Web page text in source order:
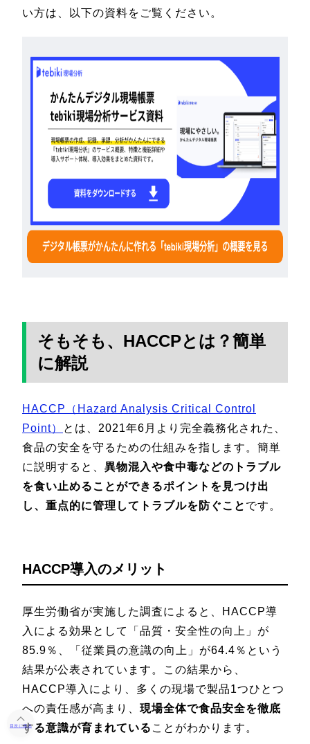
い方は、以下の資料をご覧ください。
そもそも、HACCPとは？簡単
に解説
HACCP（Hazard Analysis Critical Control
Point）
とは、2021年6月より完全義務化された、
食品の安全を守るための仕組みを指します。簡単
に説明すると、 異物混入や食中毒などのトラブル
を食い止めることができるポイントを見つけ出
し、重点的に管理してトラブルを防ぐこと です。
HACCP導入のメリット
厚生労働省が実施した調査によると、HACCP導
入による効果として「品質・安全性の向上」が
85.9％、「従業員の意識の向上」が64.4％という
結果が公表されています。この結果から、
HACCP導入により、多くの現場で製品1つひとつ
への責任感が高まり、 現場全体で食品安全を徹底
する意識が育まれている ことがわかります。
目次に戻る